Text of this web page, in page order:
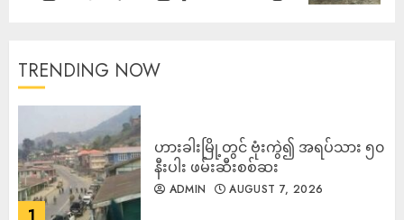
TRENDING NOW
1
ဟားခါးမြို့တွင် ဗုံးကွဲ၍ အရပ်သား ၅၀
နီးပါး ဖမ်းဆီးစစ်ဆး
ADMIN AUGUST 7, 2026